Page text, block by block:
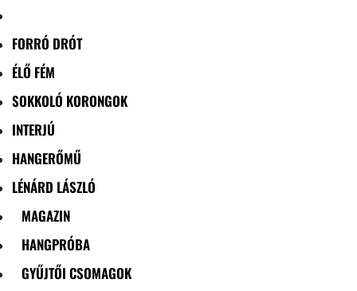
FORRÓ DRÓT
ÉLŐ FÉM
SOKKOLÓ KORONGOK
INTERJÚ
HANGERŐMŰ
LÉNÁRD LÁSZLÓ
MAGAZIN
HANGPRÓBA
GYŰJTŐI CSOMAGOK